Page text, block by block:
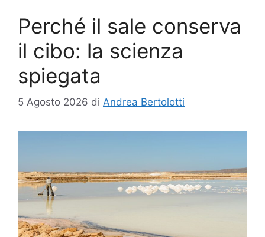
Perché il sale conserva
il cibo: la scienza
spiegata
5 Agosto 2026 di Andrea Bertolotti